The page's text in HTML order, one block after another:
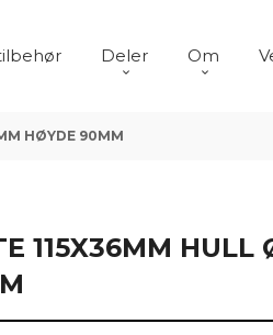
Deler Om
HØYDE 90MM
115X36MM HULL